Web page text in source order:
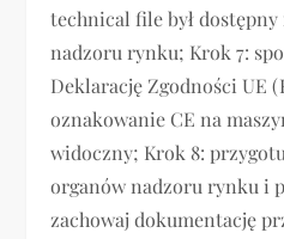
technical file był
nadzoru rynku; Krok 7:
Deklarację Zgodności UE
oznakowanie CE na
widoczny; Krok 8:
organów nadzoru rynku i
zachowaj dokumentację